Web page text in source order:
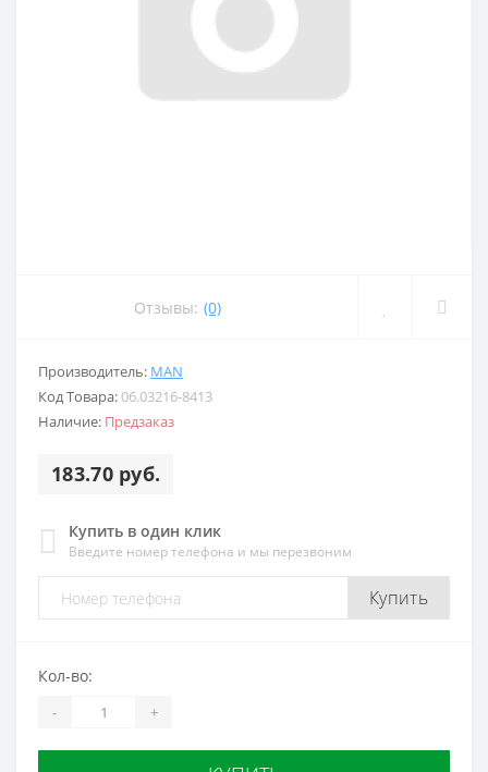
Отзывы: (0)
Производитель: MAN
Код Товара:06.03216-8413
Наличие: Предзаказ
183.70 руб.
Купить в один клик
Введите номер телефона и мы перезвоним
Купить
Кол-во:
- +